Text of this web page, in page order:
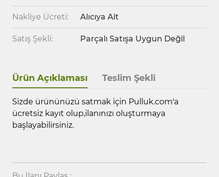
Nakliye Ücreti: Alıcıya Ait
Satış Şekli: Parçalı Satışa Uygun Değil
Ürün Açıklaması Teslim Şekli
Sizde ürününüzü satmak için Pulluk.com'a
ücretsiz kayıt olup,ilanınızı oluşturmaya
başlayabilirsiniz.